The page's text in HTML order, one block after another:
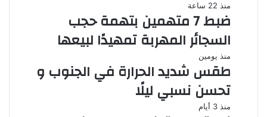
منذ 22 ساعة
ضبط 7 متهمين بتهمة حجب
السجائر المهربة تمهيدًا لبيعها
منذ يومين
طقس شديد الحرارة في الجنوب و
تحسن نسبي ليلًا
منذ 3 أيام